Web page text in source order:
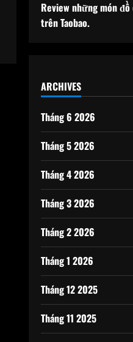
Review những món
trên Taobao.
ARCHIVES
Tháng 6 2026
Tháng 5 2026
Tháng 4 2026
Tháng 3 2026
Tháng 2 2026
Tháng 1 2026
Tháng 12 2025
Tháng 11 2025